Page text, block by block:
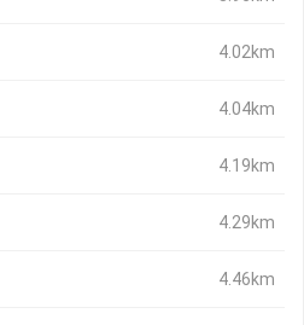
4.02km
4.04km
4.19km
4.29km
4.46km